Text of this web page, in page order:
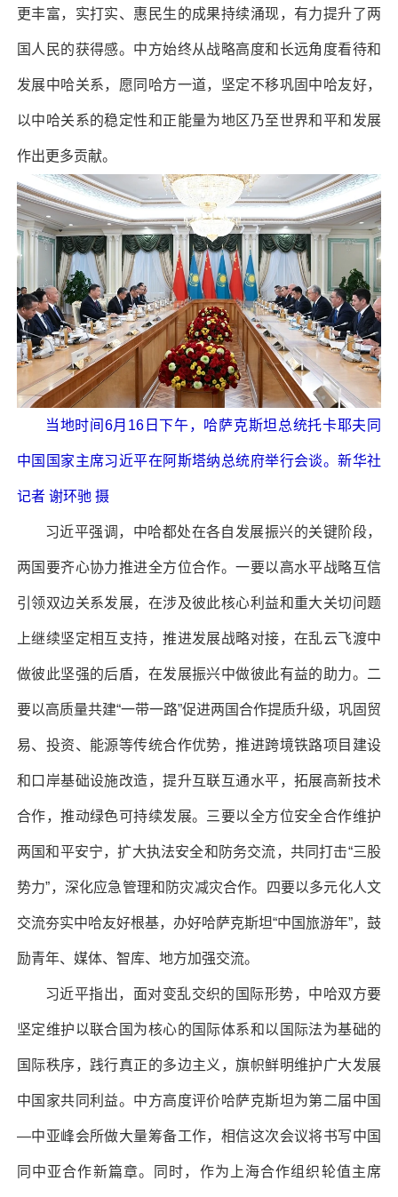
更丰富，实打实、惠民生的成果持续涌现，有力提升了两
国人民的获得感。中方始终从战略高度和长远角度看待和
发展中哈关系，愿同哈方一道，坚定不移巩固中哈友好，
以中哈关系的稳定性和正能量为地区乃至世界和平和发展
作出更多贡献。
当地时间6月16日下午，哈萨克斯坦总统托卡耶夫同
中国国家主席习近平在阿斯塔纳总统府举行会谈。新华社
记者 谢环驰 摄
习近平强调，中哈都处在各自发展振兴的关键阶段，
两国要齐心协力推进全方位合作。一要以高水平战略互信
引领双边关系发展，在涉及彼此核心利益和重大关切问题
上继续坚定相互支持，推进发展战略对接，在乱云飞渡中
做彼此坚强的后盾，在发展振兴中做彼此有益的助力。二
要以高质量共建“一带一路”促进两国合作提质升级，巩固贸
易、投资、能源等传统合作优势，推进跨境铁路项目建设
和口岸基础设施改造，提升互联互通水平，拓展高新技术
合作，推动绿色可持续发展。三要以全方位安全合作维护
两国和平安宁，扩大执法安全和防务交流，共同打击“三股
势力”，深化应急管理和防灾减灾合作。四要以多元化人文
交流夯实中哈友好根基，办好哈萨克斯坦“中国旅游年”，鼓
励青年、媒体、智库、地方加强交流。
习近平指出，面对变乱交织的国际形势，中哈双方要
坚定维护以联合国为核心的国际体系和以国际法为基础的
国际秩序，践行真正的多边主义，旗帜鲜明维护广大发展
中国家共同利益。中方高度评价哈萨克斯坦为第二届中国
—中亚峰会所做大量筹备工作，相信这次会议将书写中国
同中亚合作新篇章。同时，作为上海合作组织轮值主席